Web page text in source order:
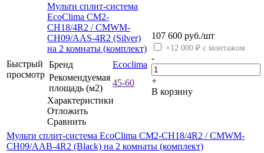
Быстрый
просмотр
Мульти сплит-система
EcoClima CM2-
CH18/4R2 / CMWM-
CH09/AAS-4R2 (Silver)
на 2 комнаты (комплект)
Бренд
Ecoclima
Рекомендуемая
площадь (м2)
45-60
Характеристики
Отложить
Сравнить
107 600 руб./шт
+12 000 ₽ с монтажом
-
+
В корзину
Мульти сплит-система EcoClima CM2-CH18/4R2 / CMWM-
CH09/AAB-4R2 (Black) на 2 комнаты (комплект)